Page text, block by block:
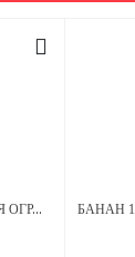
БАНАН 1.6 ММ КРУГЛАЯ ОГРАНКА СТРАЗЫ PINK 4*6 ММ ВНУТРЕННЯЯ РЕЗЬБА ТИТАН